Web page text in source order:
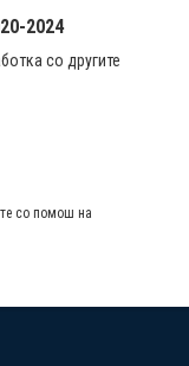
2024
со другите
со помош на